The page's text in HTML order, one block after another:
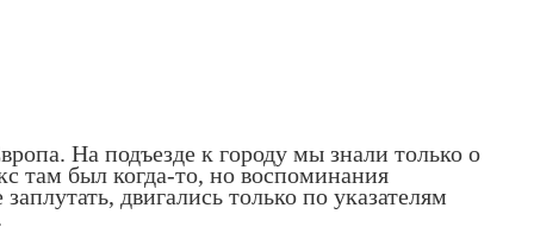
На подъезде к городу мы знали только о
там был когда-то, но воспоминания
двигались только по указателям